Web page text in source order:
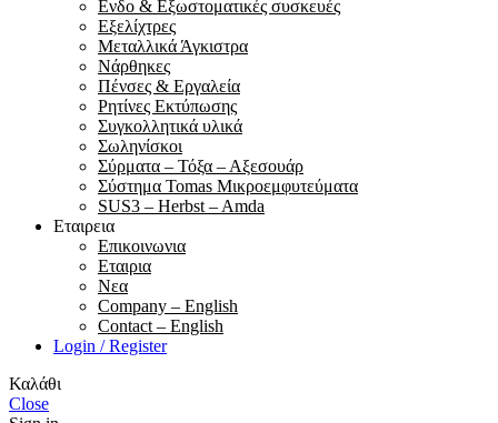
Ενδο & Εξωστοματικές συσκευές
Εξελίχτρες
Μεταλλικά Άγκιστρα
Νάρθηκες
Πένσες & Εργαλεία
Ρητίνες Εκτύπωσης
Συγκολλητικά υλικά
Σωληνίσκοι
Σύρματα – Τόξα – Αξεσουάρ
Σύστημα Tomas Μικροεμφυτεύματα
SUS3 – Herbst – Amda
Εταιρεια
Επικοινωνια
Εταιρια
Νεα
Company – English
Contact – English
Login / Register
Καλάθι
Close